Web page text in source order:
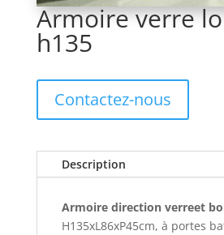
Armoire verre
h135
Contactez-nous
Description
Armoire direction verreet
H135xL86xP45cm, à portes